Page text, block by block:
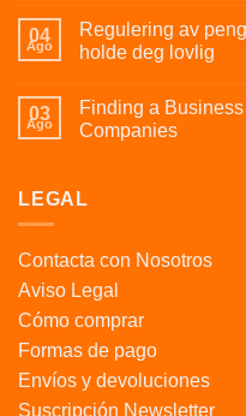
04
Ago
Regulering av
holde deg lovlig
03
Ago
Finding a
Companies
LEGAL
Contacta con Nosotros
Aviso Legal
Cómo comprar
Formas de pago
Envíos y devoluciones
Suscripción Newsletter